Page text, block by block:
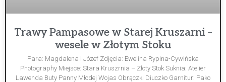
Trawy Pampasowe w Starej Kruszarni –
wesele w Złotym Stoku
Para: Magdalena i Józef Zdjęcia: Ewelina Rypina-Cywińska
Photography Miejsce: Stara Kruszrnia – Złoty Stok Suknia: Atelier
Lawenda Buty Panny Młodej Wojas Obrączki Diuczko Garnitur: Pako